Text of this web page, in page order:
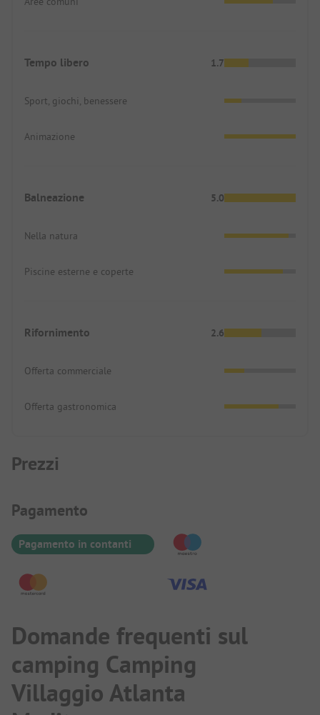
lungo la strada di servizio deve essere fatta con
In sostanza, comunque, si può dire che:
Tempo libero 1.7
Sport, giochi, benessere
Animazione
Balneazione 5.0
Nella natura
Piscine esterne e coperte
Rifornimento 2.6
Offerta commerciale
Offerta gastronomica
Prezzi
Informazioni sul pagamento
Pagamento
Pagamento in contanti
Domande frequenti sul
camping Camping
Villaggio Atlanta